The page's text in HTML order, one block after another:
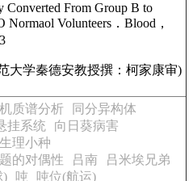
Converted From Group B to
Normaol Volunteers．Blood，
大学秦德安教授撰：柯家康审)
质谱分析
同分异构体
挂系统
向日葵病害
理小种
的对偶性
吕南
吕米埃兄弟
)
吨 吨位(航运)